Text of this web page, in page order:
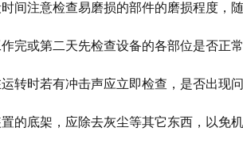
间注意检查易磨损的部件的磨损程度，
完或第二天先检查设备的各部位是否正
转时若有冲击声应立即检查，是否出现
的底架，应除去灰尘等其它东西，以免